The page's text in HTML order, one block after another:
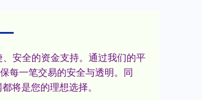
安全的资金支持。通过我们的平
每一笔交易的安全与透明。同
将是您的理想选择。